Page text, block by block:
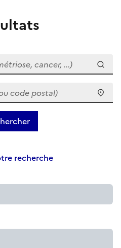
cancer, ...)
postal)
recherche